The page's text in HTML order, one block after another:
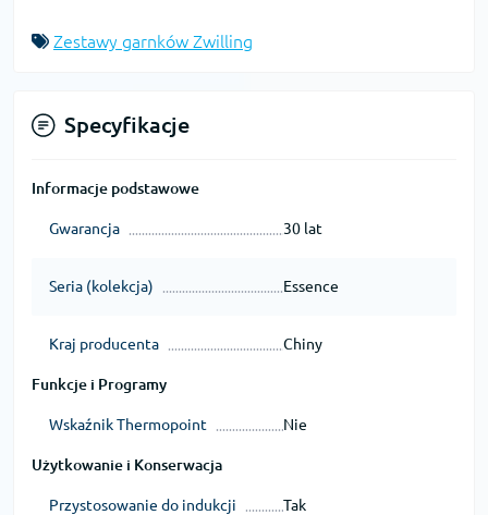
Zestawy garnków Zwilling
Specyfikacje
Informacje podstawowe
Gwarancja 30 lat
Seria (kolekcja) Essence
Kraj producenta Chiny
Funkcje i Programy
Wskaźnik Thermopoint Nie
Użytkowanie i Konserwacja
Przystosowanie do indukcji Tak